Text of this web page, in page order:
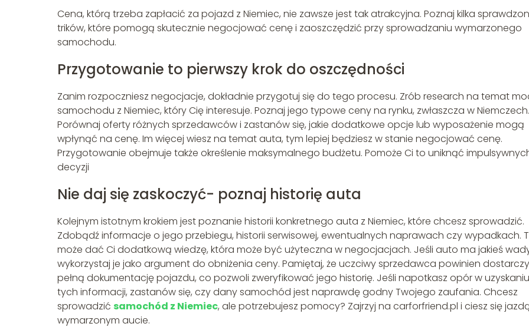
Cena, którą trzeba zapłacić za pojazd z Niemiec, nie zawsze jest tak atrakcyjna. Poznaj kilka
trików, które pomogą skutecznie negocjować cenę i zaoszczędzić przy sprowadzaniu wymarzonego
samochodu.
Przygotowanie to pierwszy krok do oszczędności
Zanim rozpoczniesz negocjacje, dokładnie przygotuj się do tego procesu. Zrób research na temat
samochodu z Niemiec, który Cię interesuje. Poznaj jego typowe ceny na rynku, zwłaszcza w Niemczech.
Porównaj oferty różnych sprzedawców i zastanów się, jakie dodatkowe opcje lub wyposażenie mogą
wpłynąć na cenę. Im więcej wiesz na temat auta, tym lepiej będziesz w stanie negocjować cenę.
Przygotowanie obejmuje także określenie maksymalnego budżetu. Pomoże Ci to uniknąć
decyzji
Nie daj się zaskoczyć- poznaj historię auta
Kolejnym istotnym krokiem jest poznanie historii konkretnego auta z Niemiec, które chcesz sprowadzić.
Zdobądź informacje o jego przebiegu, historii serwisowej, ewentualnych naprawach czy wypadkach.
może dać Ci dodatkową wiedzę, która może być użyteczna w negocjacjach. Jeśli auto ma jakieś
wykorzystaj je jako argument do obniżenia ceny. Pamiętaj, że uczciwy sprzedawca powinien
pełną dokumentację pojazdu, co pozwoli zweryfikować jego historię. Jeśli napotkasz opór w uzyskaniu
tych informacji, zastanów się, czy dany samochód jest naprawdę godny Twojego zaufania. Chcesz
sprowadzić samochód z Niemiec, ale potrzebujesz pomocy? Zajrzyj na carforfriend.pl i ciesz się
wymarzonym aucie.